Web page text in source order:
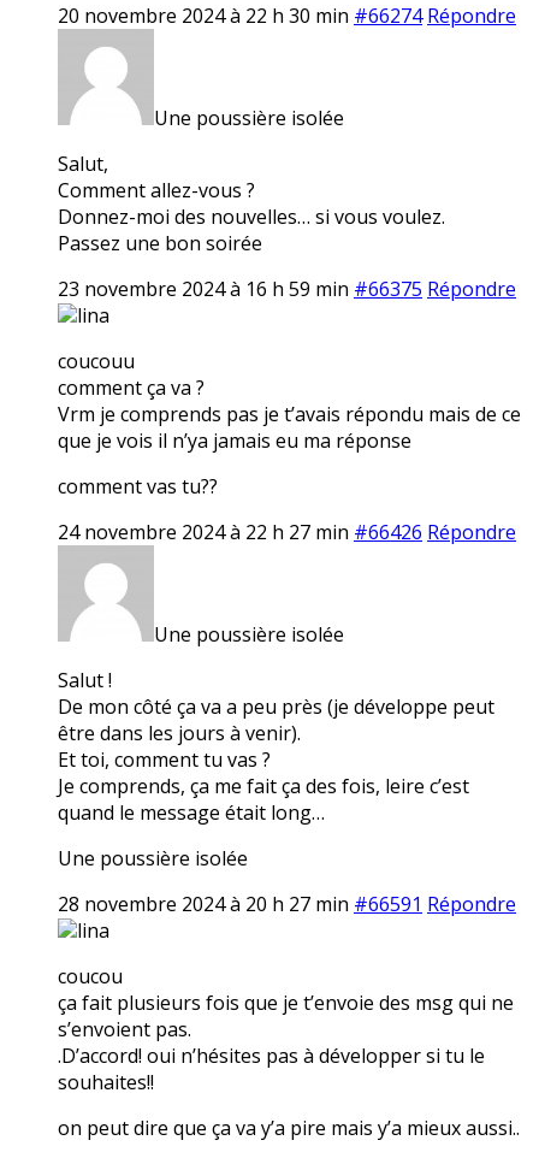
20 novembre 2024 à 22 h 30 min #66274 Répondre
Une poussière isolée
Salut,
Comment allez-vous ?
Donnez-moi des nouvelles… si vous voulez.
Passez une bon soirée
23 novembre 2024 à 16 h 59 min #66375 Répondre
lina
coucouu
comment ça va ?
Vrm je comprends pas je t’avais répondu mais de ce
que je vois il n’ya jamais eu ma réponse
comment vas tu??
24 novembre 2024 à 22 h 27 min #66426 Répondre
Une poussière isolée
Salut !
De mon côté ça va a peu près (je développe peut
être dans les jours à venir).
Et toi, comment tu vas ?
Je comprends, ça me fait ça des fois, leire c’est
quand le message était long…
Une poussière isolée
28 novembre 2024 à 20 h 27 min #66591 Répondre
lina
coucou
ça fait plusieurs fois que je t’envoie des msg qui ne
s’envoient pas.
.D’accord! oui n’hésites pas à développer si tu le
souhaites!!
on peut dire que ça va y’a pire mais y’a mieux aussi..